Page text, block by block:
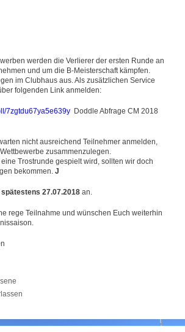
werden die Verlierer der ersten Runde an
und um die B-Meisterschaft kämpfen.
im Clubhaus aus. Als zusätzlichen Service
folgenden Link anmelden:
7zgtdu67ya5e639y Doddle Abfrage CM 2018
nicht ausreichend Teilnehmer anmelden,
zusammenzulegen.
Trostrunde gespielt wird, sollten wir doch
bekommen. J
27.07.2018 an.
rege Teilnahme und wünschen Euch weiterhin